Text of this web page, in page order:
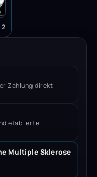
2
Zahlung direkt
etablierte
Multiple Sklerose